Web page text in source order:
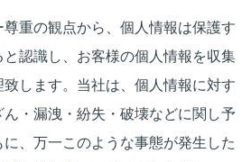
重の観点から、個人情報は保護す
認識し、お客様の個人情報を収集
します。当社は、個人情報に対す
・漏洩・紛失・破壊などに関し予
、万一このような事態が発生した